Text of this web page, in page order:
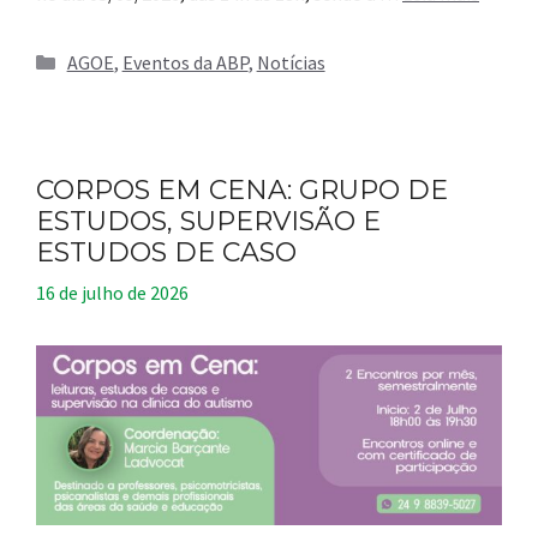
Categorias
AGOE, Eventos da ABP, Notícias
CORPOS EM CENA: GRUPO DE
ESTUDOS, SUPERVISÃO E
ESTUDOS DE CASO
16 de julho de 2026